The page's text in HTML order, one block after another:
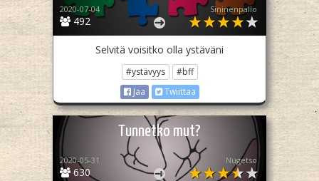
492
2020-07-04 Sininenpallo
Selvitä voisitko olla ystäväni
#ystävyys
#bff
Jaa
Twiittaa
Tunnetko mut?
630
2020-05-31 Nugetso